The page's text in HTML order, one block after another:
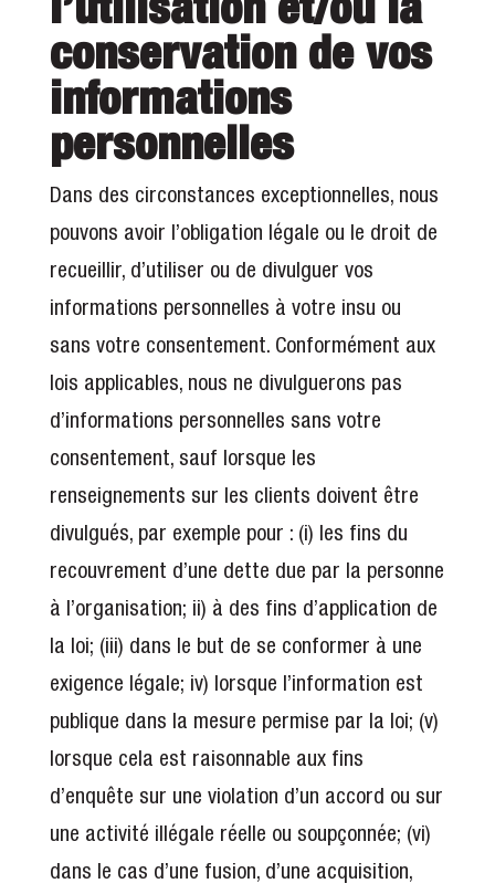
conservation de vos
informations
personnelles
Dans des circonstances exceptionnelles, nous
pouvons avoir l’obligation légale ou le droit de
recueillir, d’utiliser ou de divulguer vos
informations personnelles à votre insu ou
sans votre consentement. Conformément aux
lois applicables, nous ne divulguerons pas
d’informations personnelles sans votre
consentement, sauf lorsque les
renseignements sur les clients doivent être
divulgués, par exemple pour : (i) les fins du
recouvrement d’une dette due par la personne
à l’organisation; ii) à des fins d’application de
la loi; (iii) dans le but de se conformer à une
exigence légale; iv) lorsque l’information est
publique dans la mesure permise par la loi; (v)
lorsque cela est raisonnable aux fins
d’enquête sur une violation d’un accord ou sur
une activité illégale réelle ou soupçonnée; (vi)
dans le cas d’une fusion, d’une acquisition,